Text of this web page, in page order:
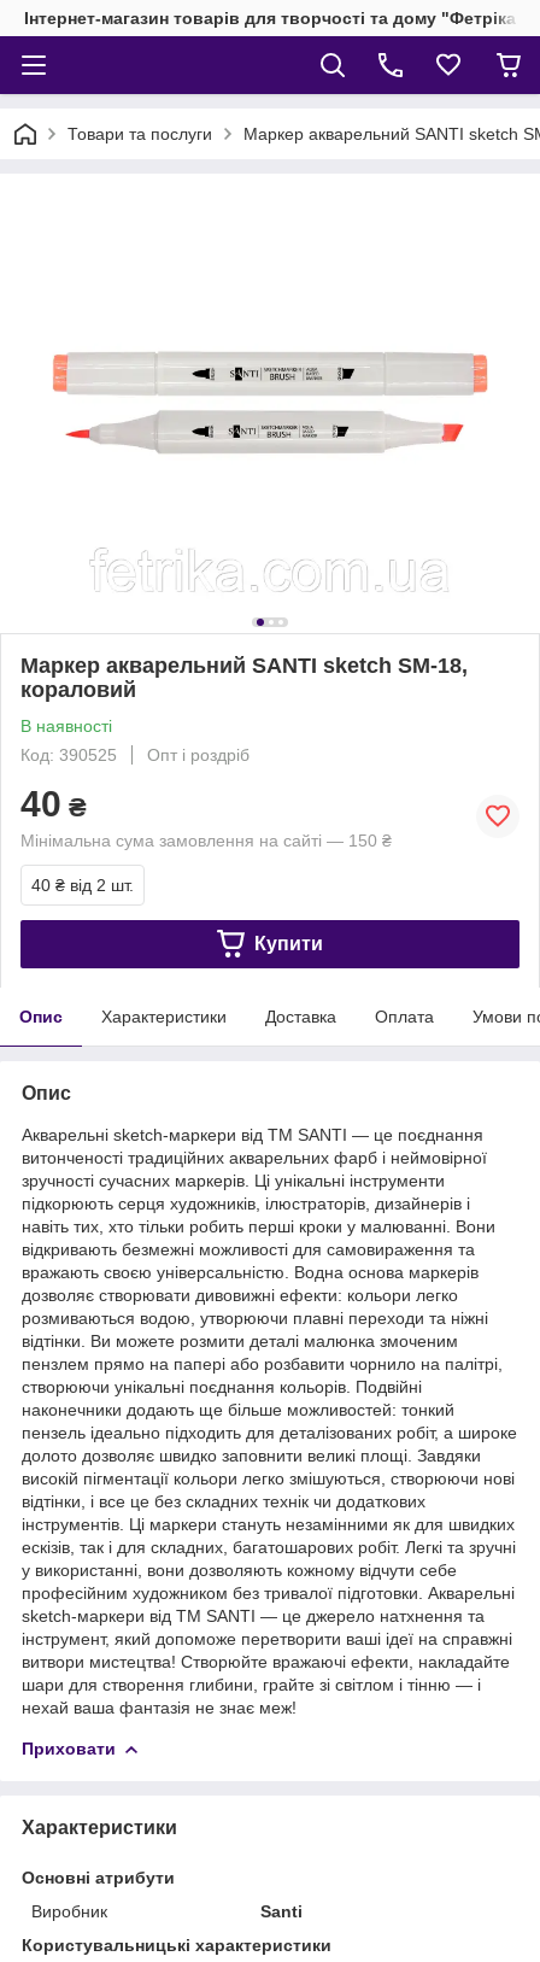
Інтернет-магазин товарів для творчості та дому "Фетріка"
Товари та послуги Маркер акварельний SANTI sketch
Маркер акварельний SANTI sketch SM-18,
кораловий
В наявності
Код: 390525
Опт і роздріб
40 ₴
Мінімальна сума замовлення на сайті — 150 ₴
40 ₴ від 2 шт.
Купити
Опис Характеристики Доставка Оплата Умови
Опис
Акварельні sketch-маркери від ТМ SANTI — це поєднання
витонченості традиційних акварельних фарб і неймовірної
зручності сучасних маркерів. Ці унікальні інструменти
підкорюють серця художників, ілюстраторів, дизайнерів і
навіть тих, хто тільки робить перші кроки у малюванні. Вони
відкривають безмежні можливості для самовираження та
вражають своєю універсальністю. Водна основа маркерів
дозволяє створювати дивовижні ефекти: кольори легко
розмиваються водою, утворюючи плавні переходи та ніжні
відтінки. Ви можете розмити деталі малюнка змоченим
пензлем прямо на папері або розбавити чорнило на палітрі,
створюючи унікальні поєднання кольорів. Подвійні
наконечники додають ще більше можливостей: тонкий
пензель ідеально підходить для деталізованих робіт, а широке
долото дозволяє швидко заповнити великі площі. Завдяки
високій пігментації кольори легко змішуються, створюючи нові
відтінки, і все це без складних технік чи додаткових
інструментів. Ці маркери стануть незамінними як для швидких
ескізів, так і для складних, багатошарових робіт. Легкі та зручні
у використанні, вони дозволяють кожному відчути себе
професійним художником без тривалої підготовки. Акварельні
sketch-маркери від ТМ SANTI — це джерело натхнення та
інструмент, який допоможе перетворити ваші ідеї на справжні
витвори мистецтва! Створюйте вражаючі ефекти, накладайте
шари для створення глибини, грайте зі світлом і тінню — і
нехай ваша фантазія не знає меж!
Приховати
Характеристики
Основні атрибути
Виробник
Santi
Користувальницькі характеристики